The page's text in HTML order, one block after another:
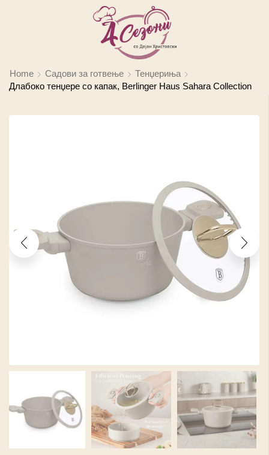
Home Садови за готвење
Тенџериња
Длабоко тенџере со капак, Berlinger Haus Sahara Collection